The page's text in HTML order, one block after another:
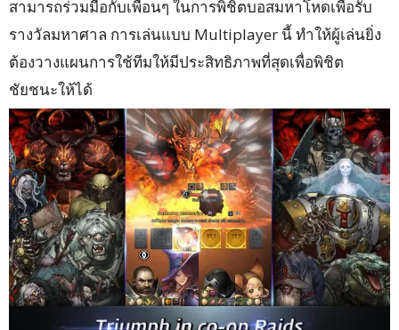
สามารถร่วมมือกับเพื่อนๆ ในการพิชิตบอสมหาโหดเพื่อรับ
รางวัลมหาศาล การเล่นแบบ Multiplayer นี้ ทำให้ผู้เล่นยิ่ง
ต้องวางแผนการใช้ทีมให้มีประสิทธิภาพที่สุดเพื่อพิชิต
ชัยชนะให้ได้